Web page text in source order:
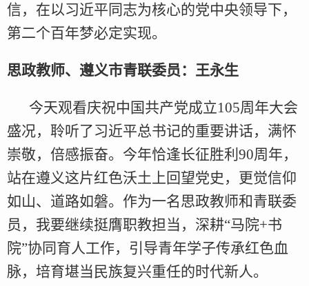
信，在以习近平同志为核心的党中央领导下，
第二个百年梦必定实现。
思政教师、遵义市青联委员：王永生
今天观看庆祝中国共产党成立105周年大会
盛况，聆听了习近平总书记的重要讲话，满怀
崇敬，倍感振奋。今年恰逢长征胜利90周年，
站在遵义这片红色沃土上回望党史，更觉信仰
如山、道路如磐。作为一名思政教师和青联委
员，我要继续挺膺职教担当，深耕“马院+书
院”协同育人工作，引导青年学子传承红色血
脉，培育堪当民族复兴重任的时代新人。